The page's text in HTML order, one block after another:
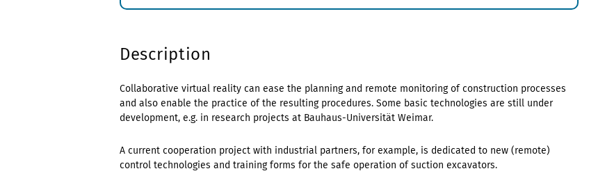
Description
Collaborative virtual reality can ease the planning and remote monitoring of construction processes
and also enable the practice of the resulting procedures. Some basic technologies are still under
development, e.g. in research projects at Bauhaus-Universität Weimar.
A current cooperation project with industrial partners, for example, is dedicated to new (remote)
control technologies and training forms for the safe operation of suction excavators.